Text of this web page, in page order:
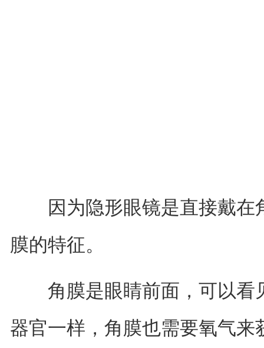
因为隐形眼镜是直接戴在
膜的特征。
角膜是眼睛前面，可以看
器官一样，角膜也需要氧气